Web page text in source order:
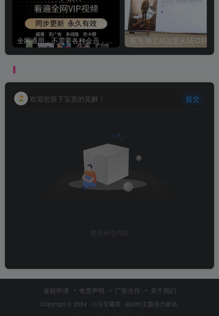
全网通用，不需要各种会员，再也不缺电影看！！
欢迎您留下宝贵的见解！ 提交
暂无评论内容
友链申请 免责声明 广告合作 关于我们
Copyright © 2024 · 小玉宝藏库 · 由zibll主题强力驱动.